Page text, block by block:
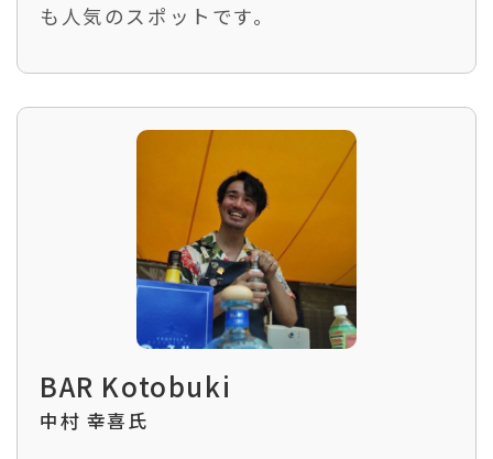
も人気のスポットです。
BAR Kotobuki
中村 幸喜氏